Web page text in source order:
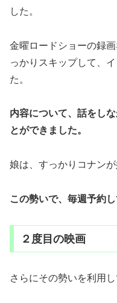
した。
金曜ロードショーの録
っかりスキップして、
た。
内容について、話をし
とができました。
娘は、すっかりコナン
この勢いで、毎週予約
２度目の映画
さらにその勢いを利用